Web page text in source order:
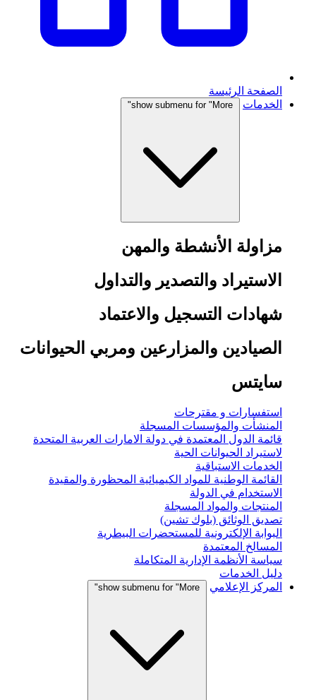
الصفحة الرئيسة
الخدمات
show submenu for "More"
مزاولة الأنشطة والمهن
الاستيراد والتصدير والتداول
شهادات التسجيل والاعتماد
الصيادين والمزارعين ومربي الحيوانات
سايتس
استفسارات و مقترحات
المنشأت والمؤسسات المسجلة
قائمة الدول المعتمدة في دولة الامارات العربية المتحدة
لاستيراد الحيوانات الحية
الخدمات الاستباقية
القائمة الوطنية للمواد الكيميائية المحظورة والمقيدة
الاستخدام في الدولة
المنتجات والمواد المسجلة
تصديق الوثائق (بلوك تشين)
البوابة الإلكترونية للمستحضرات البيطرية
المسالخ المعتمدة
سياسة الأنظمة الإدارية المتكاملة
دليل الخدمات
المركز الإعلامي
show submenu for "More"